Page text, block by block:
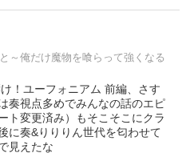
～俺だけ魔物を喰らって強くなる
！ユーフォニアム 前編、さす
奏視点多めでみんなの話のエピ
ト変更済み）もそこそこにクラ
に奏&りりりん世代を匂わせて
見えたな